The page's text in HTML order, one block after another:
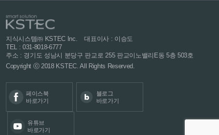
지식시스템㈜ KSTEC Inc.
대표이사 : 이승도
TEL : 031-8018-6777
주소 : 경기도 성남시 분당구 판교로 255 판교이노밸리E동 5층 503호
Copyright ⓒ 2018 KSTEC. All Rights Reserved.
페이스북
바로가기
블로그
바로가기
유튜브
바로가기